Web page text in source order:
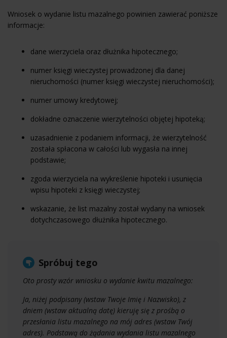
Wniosek o wydanie listu mazalnego powinien zawierać poniższe
informacje:
dane wierzyciela oraz dłużnika hipotecznego;
numer księgi wieczystej prowadzonej dla danej
nieruchomości (numer księgi wieczystej nieruchomości);
numer umowy kredytowej;
dokładne oznaczenie wierzytelności objętej hipoteką;
uzasadnienie z podaniem informacji, że wierzytelność
została spłacona w całości lub wygasła na innej
podstawie;
zgoda wierzyciela na wykreślenie hipoteki i usunięcia
wpisu hipoteki z księgi wieczystej;
wskazanie, że list mazalny został wydany na wniosek
dotychczasowego dłużnika hipotecznego.
Spróbuj tego
Oto prosty wzór wniosku o wydanie kwitu mazalnego:
Ja, niżej podpisany (wstaw Twoje Imię i Nazwisko), z
dniem (wstaw aktualną datę) kieruję się z prośbą o
przesłania listu mazalnego na mój adres (wstaw Twój
adres). Podstawą do żądania wydania listu mazalnego